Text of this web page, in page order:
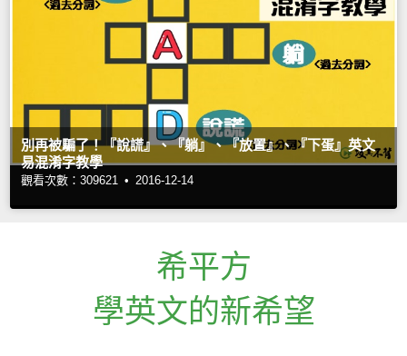
別再被騙了！『說謊』、『躺』、『放置』、『下蛋』英文
易混淆字教學
觀看次數：309621 • 2016-12-14
希平方
學英文的新希望